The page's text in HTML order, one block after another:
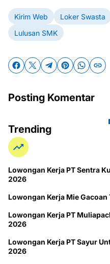
Kirim Web Loker Swasta
Lulusan SMK
Posting Komentar
Trending
Lowongan Kerja PT Sentra
2026
Lowongan Kerja Mie
Lowongan Kerja PT
2026
Lowongan Kerja PT Sayur
2026